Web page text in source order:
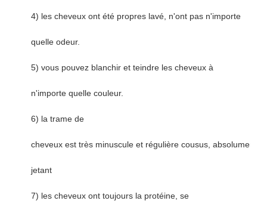
4) les cheveux ont été propres lavé, n'ont pas n'importe
quelle odeur.
5) vous pouvez blanchir et teindre les cheveux à
n'importe quelle couleur.
6) la trame de
cheveux est très minuscule et régulière cousus, absolument
jetant
7) les cheveux ont toujours la protéine, se